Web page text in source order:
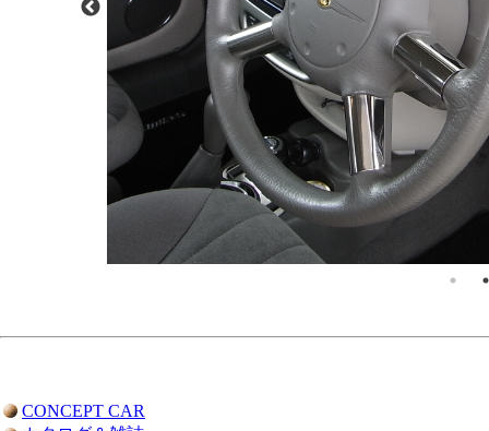
CONCEPT CAR